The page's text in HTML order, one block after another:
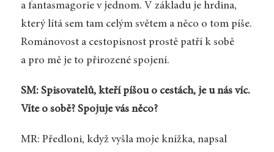
a fantasmagorie v jednom. V základu je hrdina,
který lítá sem tam celým světem a něco o tom píše.
Románovost a cestopisnost prostě patří k sobě
a pro mě je to přirozené spojení.
SM: Spisovatelů, kteří píšou o cestách, je u nás víc.
Víte o sobě? Spojuje vás něco?
MR: Předloni, když vyšla moje knížka, napsal